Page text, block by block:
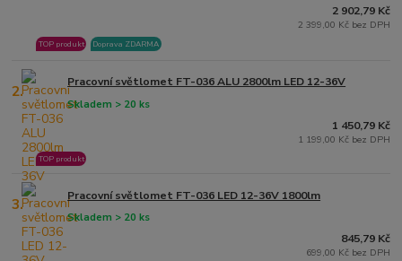
TOP produkt Doprava ZDARMA
2 902,79 Kč
2 399,00 Kč bez DPH
2. Pracovní světlomet FT-036 ALU 2800lm LED 12-36V
Skladem > 20 ks
TOP produkt
1 450,79 Kč
1 199,00 Kč bez DPH
3. Pracovní světlomet FT-036 LED 12-36V 1800lm
Skladem > 20 ks
845,79 Kč
699,00 Kč bez DPH